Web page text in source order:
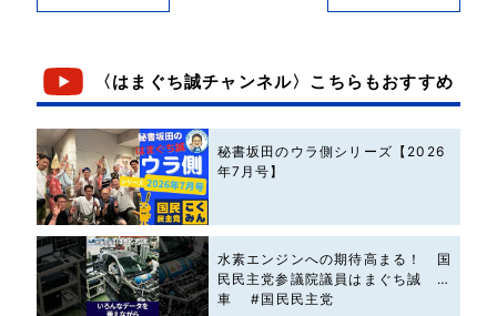
〈はまぐち誠チャンネル〉こちらもおすすめ
秘書坂田のウラ側シリーズ【2026
年7月号】
水素エンジンへの期待高まる！ 国
民民主党参議院議員はまぐち誠 #
車 #国民民主党